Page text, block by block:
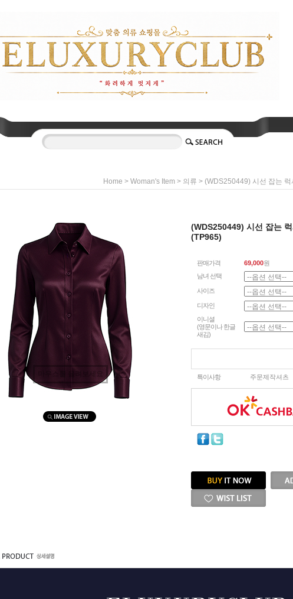
Home > Woman's Item > 의류 > (WDS250449) 시선 잡는
(WDS250449) 시선 잡는
(TP965)
판매가격 69,000원
남녀 선택
사이즈
디자인
이니셜
(영문이나 한글
새김)
특이사항 주문제작셔츠